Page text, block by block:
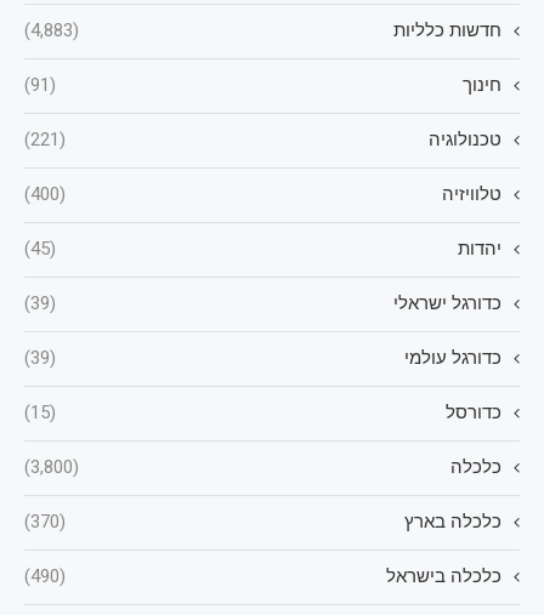
חדשות כלליות (4,883)
חינוך (91)
טכנולוגיה (221)
טלוויזיה (400)
יהדות (45)
כדורגל ישראלי (39)
כדורגל עולמי (39)
כדורסל (15)
כלכלה (3,800)
כלכלה בארץ (370)
כלכלה בישראל (490)